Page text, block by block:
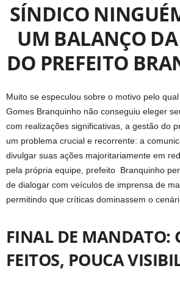
SÍNDICO
UM BALANÇO DA
DO PREFEITO
Muito se especulou sobre o motivo pelo
Gomes Branquinho não conseguiu eleger
com realizações significativas, a gestão do
um problema crucial e recorrente: a
divulgar suas ações majoritariamente em
pela própria equipe, prefeito Branquinho
de dialogar com veículos de imprensa de
permitindo que críticas dominassem o
FINAL DE MANDATO:
FEITOS, POUCA